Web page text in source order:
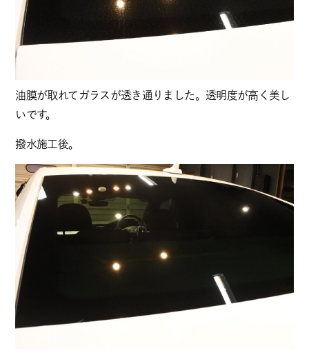
油膜が取れてガラスが透き通りました。透明度が高く美し
いです。
撥水施工後。